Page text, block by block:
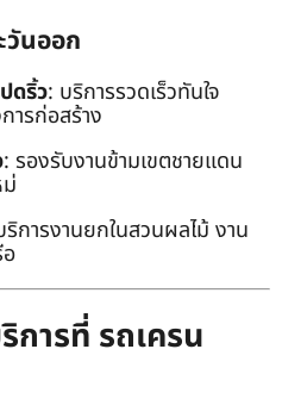
วันออก
ดริ้ว: บริการรวดเร็วทันใจ
ารก่อสร้าง
: รองรับงานข้ามเขตชายแดน
ริการงานยกในสวนผลไม้ งาน
การที่ รถเครน